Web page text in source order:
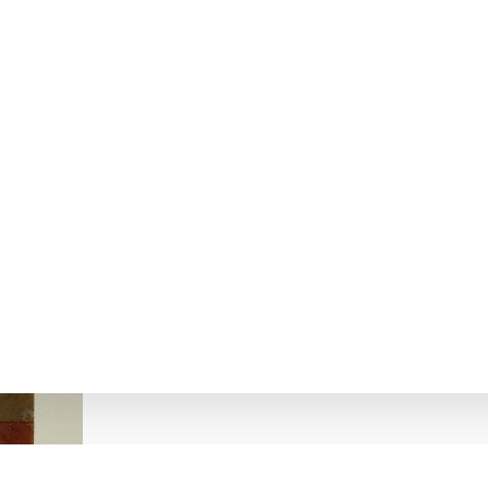
Міттенмайєр К. (Російською)
ДЕ БЕТС. ПРО СТАН